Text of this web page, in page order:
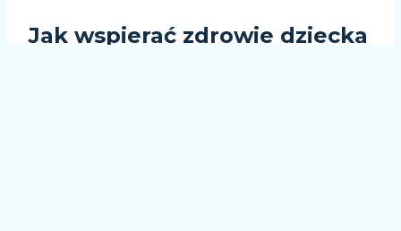
Jak wspierać zdrowie dziecka